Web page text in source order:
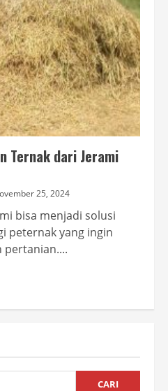
Ternak dari Jerami
25, 2024
bisa menjadi solusi
peternak yang ingin
pertanian....
CARI